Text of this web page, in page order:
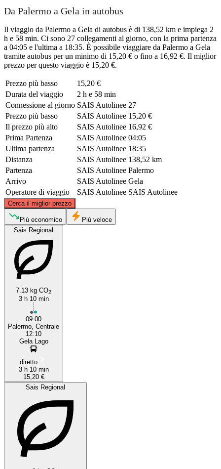
Da Palermo a Gela in autobus
Il viaggio da Palermo a Gela di autobus è di 138,52 km e impiega 2
h e 58 min. Ci sono 27 collegamenti al giorno, con la prima partenza
a 04:05 e l'ultima a 18:35. È possibile viaggiare da Palermo a Gela
tramite autobus per un minimo di 15,20 € o fino a 16,92 €. Il miglior
prezzo per questo viaggio è 15,20 €.
Prezzo più basso
15,20 €
Durata del viaggio
2 h e 58 min
Connessione al giorno SAIS Autolinee 27
Prezzo più basso
SAIS Autolinee 15,20 €
Il prezzo più alto
SAIS Autolinee 16,92 €
Prima Partenza
SAIS Autolinee 04:05
Ultima partenza
SAIS Autolinee 18:35
Distanza
SAIS Autolinee 138,52 km
Partenza
SAIS Autolinee Palermo
Arrivo
SAIS Autolinee Gela
Operatore di viaggio
SAIS Autolinee SAIS Autolinee
Cerca il miglior prezzo
Palermo
©CARTO, ©OpenStreetMapcontributors
Più economico
Più veloce
Sais Regional
7.13 kg CO2
3 h 10 min
09:00
Palermo, Centrale
12:10
Gela Lago
diretto
3 h 10 min
15,20 €
Sais Regional